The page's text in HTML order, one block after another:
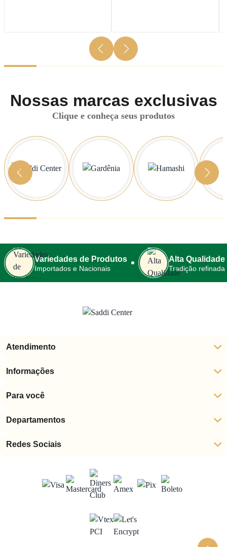
Nossas marcas exclusivas
Clique e conheça seus produtos
Variedades de Produtos
Importados e Nacionais
Alta Qualidade
Tradição refinada
Atendimento
Informações
Para você
Departamentos
Redes Sociais